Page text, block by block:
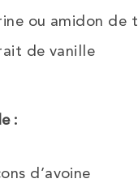
ou amidon de
de vanille
:
d’avoine